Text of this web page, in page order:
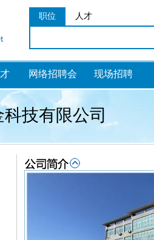
职位 人才
网络招聘会 现场招聘
技有限公司